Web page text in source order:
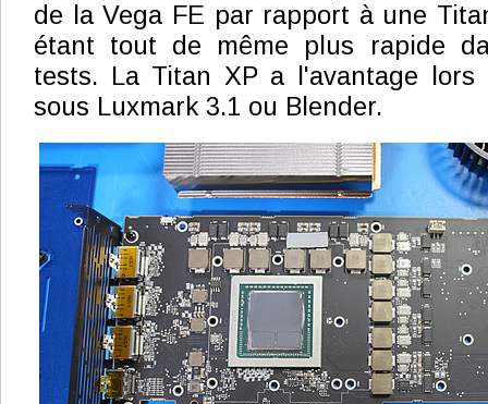
de la Vega FE par rapport à une
étant tout de même plus rapide
tests. La Titan XP a l'avantage
sous Luxmark 3.1 ou Blender.